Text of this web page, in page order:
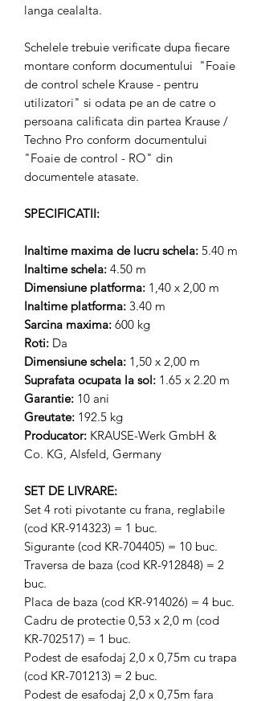
langa cealalta.
Schelele trebuie verificate dupa fiecare
montare conform documentului "Foaie
de control schele Krause - pentru
utilizatori" si odata pe an de catre o
persoana calificata din partea Krause /
Techno Pro conform documentului
"Foaie de control - RO" din
documentele atasate.
SPECIFICATII:
Inaltime maxima de lucru schela: 5.40 m
Inaltime schela: 4.50 m
Dimensiune platforma: 1,40 x 2,00 m
Inaltime platforma: 3.40 m
Sarcina maxima: 600 kg
Roti: Da
Dimensiune schela: 1,50 x 2,00 m
Suprafata ocupata la sol: 1.65 x 2.20 m
Garantie: 10 ani
Greutate: 192.5 kg
Producator: KRAUSE-Werk GmbH &
Co. KG, Alsfeld, Germany
SET DE LIVRARE:
Set 4 roti pivotante cu frana, reglabile
(cod KR-914323) = 1 buc.
Sigurante (cod KR-704405) = 10 buc.
Traversa de baza (cod KR-912848) = 2
buc.
Placa de baza (cod KR-914026) = 4 buc.
Cadru de protectie 0,53 x 2,0 m (cod
KR-702517) = 1 buc.
Podest de esafodaj 2,0 x 0,75m cu trapa
(cod KR-701213) = 2 buc.
Podest de esafodaj 2,0 x 0,75m fara